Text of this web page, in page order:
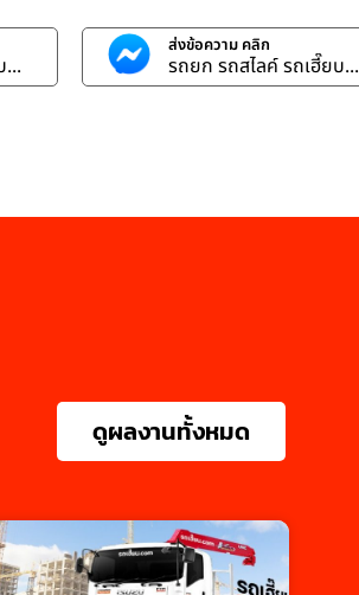
ส่งข้อความ คลิก
รถยก รถสไลค์ รถเฮี๊ยบ...
ดูผลงานทั้งหมด